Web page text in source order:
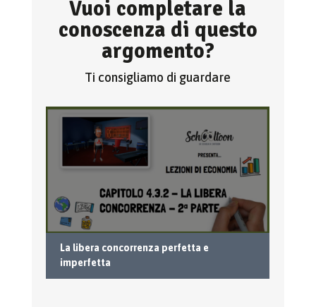
Vuoi completare la
conoscenza di questo
argomento?
Ti consigliamo di guardare
La libera concorrenza perfetta e
imperfetta